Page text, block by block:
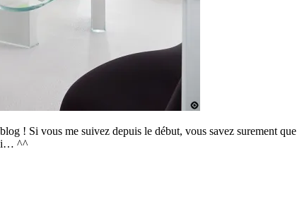
! Si vous me suivez depuis le début, vous savez surement
^^